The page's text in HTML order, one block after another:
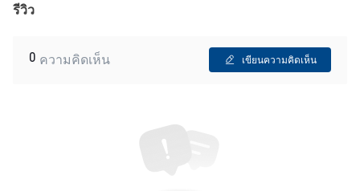
รีวิว
0 ความคิดเห็น เขียนความคิดเห็น